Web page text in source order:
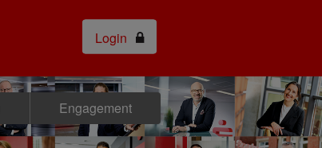
Login
Engagement